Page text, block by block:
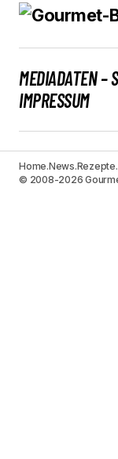
MEDIADATEN –
IMPRESSUM
Home.News.Rezepte.
© 2008-2026